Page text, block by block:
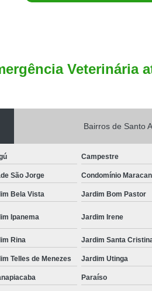
Veterinária
Bairros de Santo
Campestre
São Jorge Condomínio
Bela Vista Jardim Bom Pastor
Ipanema Jardim Irene
Rina Jardim Santa
Telles de Menezes Jardim Utinga
Paraíso